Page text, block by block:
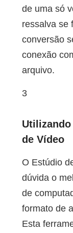
de uma só
ressalva se
conversão
conexão
arquivo.
3
de Vídeo
O Estúdio
dúvida o
de
formato de
Esta